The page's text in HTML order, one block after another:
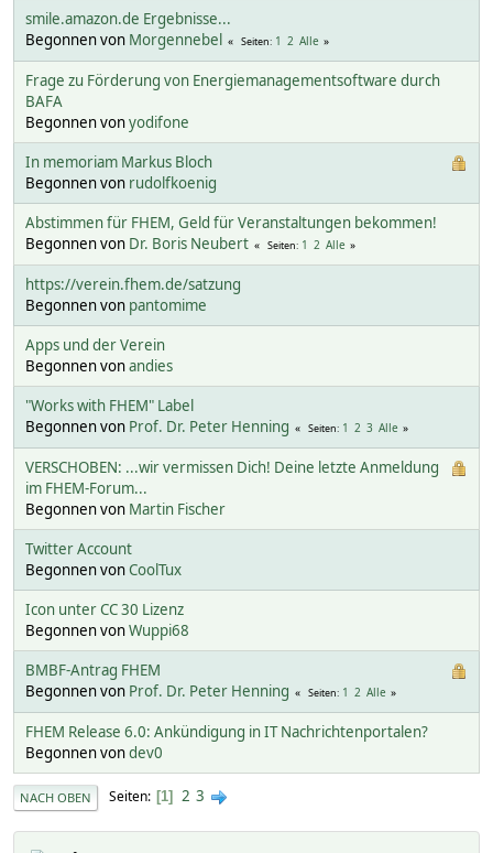
smile.amazon.de Ergebnisse...
Begonnen von Morgennebel Seiten 1 2 Alle
Frage zu Förderung von Energiemanagementsoftware durch
BAFA
Begonnen vonyodifone
In memoriam Markus Bloch
Begonnen von rudolfkoenig
Abstimmen für FHEM, Geld für Veranstaltungen bekommen!
Begonnen von Dr. Boris Neubert Seiten 1 2 Alle
https://verein.fhem.de/satzung
Begonnen von pantomime
Apps und der Verein
Begonnen vonandies
"Works with FHEM" Label
Begonnen von Prof. Dr. Peter Henning Seiten 1 2 3 Alle
VERSCHOBEN: ...wir vermissen Dich! Deine letzte Anmeldung
im FHEM-Forum...
Begonnen von Martin Fischer
Twitter Account
Begonnen vonCoolTux
Icon unter CC 30 Lizenz
Begonnen vonWuppi68
BMBF-Antrag FHEM
Begonnen von Prof. Dr. Peter Henning Seiten 1 2 Alle
FHEM Release 6.0: Ankündigung in IT Nachrichtenportalen?
Begonnen vondev0
NACH OBEN Seiten 1 2 3